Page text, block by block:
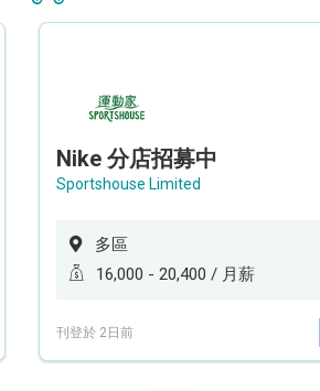
Nike 分店招募中
Sportshouse Limited
多區
16,000 - 20,400 / 月薪
刊登於 2日前